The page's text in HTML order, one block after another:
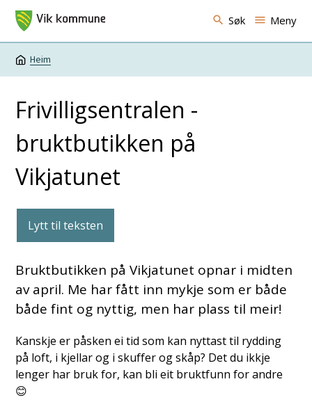
Vik kommune Søk Meny
Du er her:
Heim
Frivilligsentralen -
bruktbutikken på
Vikjatunet
Lytt til teksten
Bruktbutikken på Vikjatunet opnar i midten
av april. Me har fått inn mykje som er både
både fint og nyttig, men har plass til meir!
Kanskje er påsken ei tid som kan nyttast til rydding
på loft, i kjellar og i skuffer og skåp? Det du ikkje
lenger har bruk for, kan bli eit bruktfunn for andre
😊